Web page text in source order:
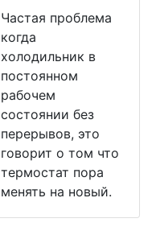
Частая проблема
когда
холодильник в
постоянном
рабочем
состоянии без
перерывов, это
говорит о том что
термостат пора
менять на новый.